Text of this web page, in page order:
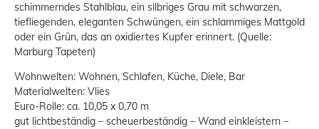
schimmerndes Stahlblau, ein silbriges Grau mit schwarzen,
tiefliegenden, eleganten Schwüngen, ein schlammiges Mattgold
oder ein Grün, das an oxidiertes Kupfer erinnert. (Quelle:
Marburg Tapeten)
Wohnwelten: Wohnen, Schlafen, Küche, Diele, Bar
Materialwelten: Vlies
Euro-Rolle: ca. 10,05 x 0,70 m
gut lichtbeständig – scheuerbeständig – Wand einkleistern –